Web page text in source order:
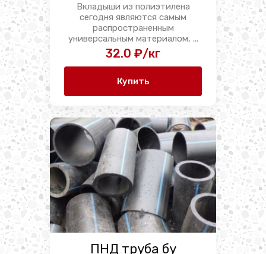
Вкладыши из полиэтилена
сегодня являются самым
распространенным
универсальным материалом, ...
32.0 ₽/кг
Купить
ПНД труба бу